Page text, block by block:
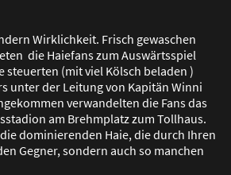
Wirklichkeit. Frisch gewaschen
die Haiefans zum Auswärtsspiel
steuerten (mit viel Kölsch beladen )
unter der Leitung von Kapitän Winni
verwandelten die Fans das
am Brehmplatz zum Tollhaus.
dominierenden Haie, die durch Ihren
Gegner, sondern auch so manchen